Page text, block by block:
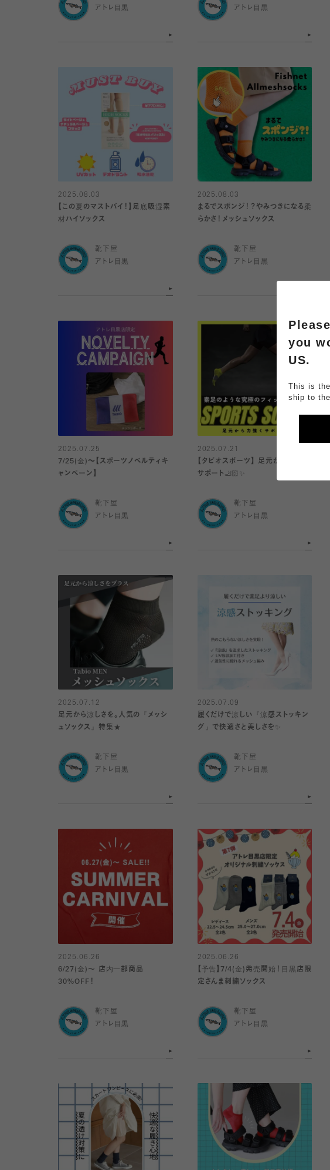
アトレ目黒
アトレ目黒
2025.08.03
【この夏のマストバイ！】足底吸湿素
材ハイソックス
靴下屋
アトレ目黒
2025.08.03
まるでスポンジ！？やみつきになる柔
らかさ！メッシュソックス
靴下屋
アトレ目黒
2025.07.25
7/25(金)～【スポーツノベルティキ
ャンペーン】
靴下屋
アトレ目黒
2025.07.21
【タビオスポーツ】 足元から力強く
サポート🦶🏻✨️
靴下屋
アトレ目黒
2025.07.12
足元から涼しさを。人気の『メッシ
ュソックス』特集★
靴下屋
アトレ目黒
2025.07.09
履くだけで涼しい『涼感ストッキン
グ』で快適さと美しさを✨️
靴下屋
アトレ目黒
2025.06.26
6/27(金)〜 店内一部商品
30%OFF！
靴下屋
アトレ目黒
2025.06.26
【予告】7/4(金)発売開始！目黒店限
定さんま刺繍ソックス
靴下屋
アトレ目黒
you
US.
This is
ship to